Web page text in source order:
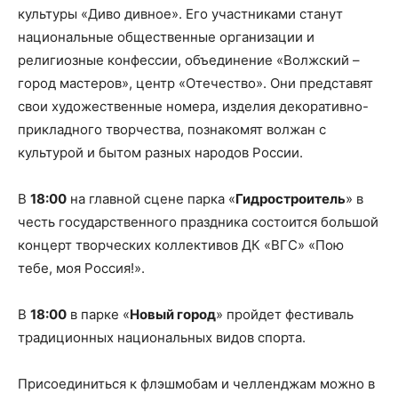
культуры «Диво дивное». Его участниками станут
национальные общественные организации и
религиозные конфессии, объединение «Волжский –
город мастеров», центр «Отечество». Они представят
свои художественные номера, изделия декоративно-
прикладного творчества, познакомят волжан с
культурой и бытом разных народов России.
В 18:00 на главной сцене парка «Гидростроитель» в
честь государственного праздника состоится большой
концерт творческих коллективов ДК «ВГС» «Пою
тебе, моя Россия!».
В 18:00 в парке «Новый город» пройдет фестиваль
традиционных национальных видов спорта.
Присоединиться к флэшмобам и челленджам можно в